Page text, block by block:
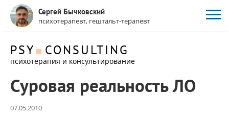
PSY CONSULTING
психотерапия и консультирование
Сергей Бычковский
психотерапевт, гештальт-терапевт
Суровая реальность ЛО
07.05.2010